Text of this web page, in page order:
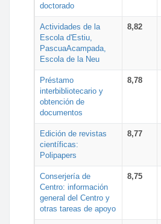
doctorado
Actividades de la
Escola d'Estiu,
PascuaAcampada,
Escola de la Neu
8,82
Préstamo
interbibliotecario y
obtención de
documentos
8,78
Edición de revistas
científicas:
Polipapers
8,77
Conserjería de
Centro: información
general del Centro y
otras tareas de apoyo
8,75